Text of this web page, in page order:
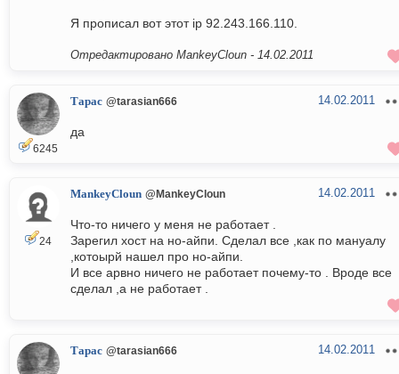
Я прописал вот этот ip 92.243.166.110.
Отредактировано MankeyCloun - 14.02.2011
6245
Тарас @tarasian666 14.02.2011
да
24
MankeyCloun @MankeyCloun 14.02.2011
Что-то ничего у меня не работает .
Зарегил хост на но-айпи. Сделал все ,как по мануалу
,котоырй нашел про но-айпи.
И все арвно ничего не работает почему-то . Вроде все
сделал ,а не работает .
Тарас @tarasian666 14.02.2011